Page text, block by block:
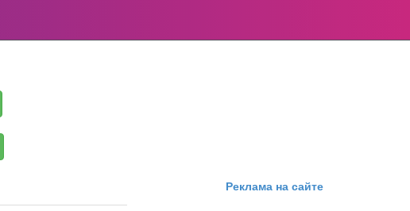
Реклама на сайте